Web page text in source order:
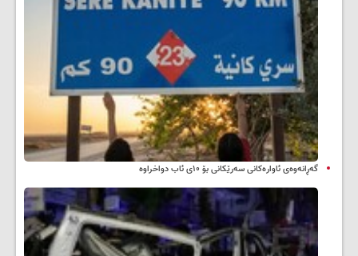
گەڕانەوەی ئاوارەکانی سەرێکانی بۆ ۱۰ی ئاب دواخراوە